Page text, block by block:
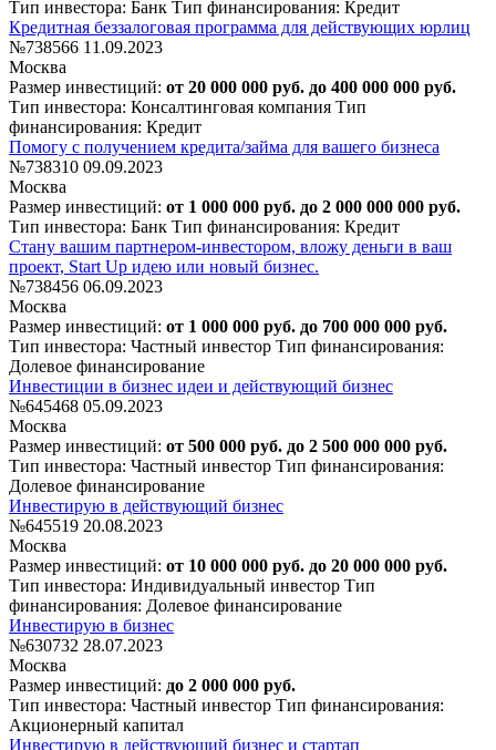
Тип инвестора: Банк Тип финансирования: Кредит
Кредитная беззалоговая программа для действующих юрлиц
№738566 11.09.2023
Москва
Размер инвестиций: от 20 000 000 руб. до 400 000 000 руб.
Тип инвестора: Консалтинговая компания Тип
финансирования: Кредит
Помогу с получением кредита/займа для вашего бизнеса
№738310 09.09.2023
Москва
Размер инвестиций: от 1 000 000 руб. до 2 000 000 000 руб.
Тип инвестора: Банк Тип финансирования: Кредит
Стану вашим партнером-инвестором, вложу деньги в ваш
проект, Start Up идею или новый бизнес.
№738456 06.09.2023
Москва
Размер инвестиций: от 1 000 000 руб. до 700 000 000 руб.
Тип инвестора: Частный инвестор Тип финансирования:
Долевое финансирование
Инвестиции в бизнес идеи и действующий бизнес
№645468 05.09.2023
Москва
Размер инвестиций: от 500 000 руб. до 2 500 000 000 руб.
Тип инвестора: Частный инвестор Тип финансирования:
Долевое финансирование
Инвестирую в действующий бизнес
№645519 20.08.2023
Москва
Размер инвестиций: от 10 000 000 руб. до 20 000 000 руб.
Тип инвестора: Индивидуальный инвестор Тип
финансирования: Долевое финансирование
Инвестирую в бизнес
№630732 28.07.2023
Москва
Размер инвестиций: до 2 000 000 руб.
Тип инвестора: Частный инвестор Тип финансирования:
Акционерный капитал
Инвестирую в действующий бизнес и стартап